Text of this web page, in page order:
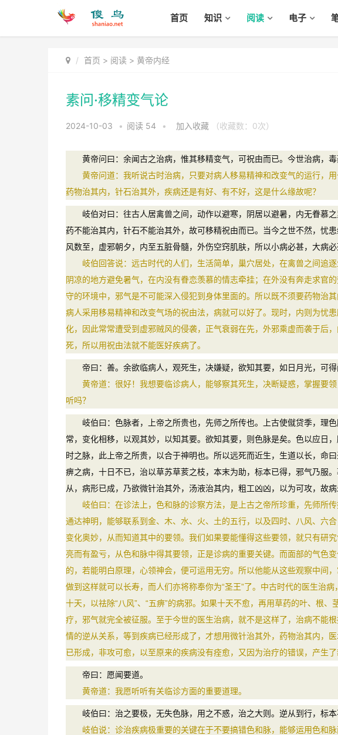
首页 知识 阅读 电子
首页 > 阅读 > 黄帝内经
素问·移精变气论
2024-10-03 • 阅读 54 • 加入收藏 （收藏数： 0次）
黄帝问曰：余闻古之治病，惟其移精变气，可祝由而已。今世治病，毒
黄帝问道：我听说古时治病，只要对病人移易精神和改变气的运行，用
药物治其内，针石治其外，疾病还是有好、有不好，这是什么缘故呢？
岐伯对曰：往古人居禽兽之间，动作以避寒，阴居以避暑，内无眷慕
药不能治其内，针石不能治其外，故可移精祝由而已。当今之世不然，忧
风数至，虚邪朝夕，内至五脏骨髓，外伤空窍肌肤，所以小病必甚，大病必
岐伯回答说：远古时代的人们，生活简单，巢穴居处，在禽兽之间追逐
阴凉的地方避免暑气，在内没有眷恋羡慕的情志牵挂；在外没有奔走求官
守的环境中，邪气是不可能深入侵犯到身体里面的。所以既不须要药物治
病人采用移易精神和改变气场的祝由法，病就可以好了。现时，内则为忧
化，因此常常遭受到虚邪贼风的侵袭，正气衰弱在先，外邪乘虚而袭于后
死，所以用祝由法就不能医好疾病了。
帝曰：善。余欲临病人，观死生，决嫌疑，欲知其要，如日月光，可得
黄帝道：很好！我想要临诊病人，能够察其死生，决断疑惑，掌握要
听吗？
岐伯曰：色脉者，上帝之所贵也，先师之所传也。上古使僦贷季，理
常，变化相移，以观其妙，以知其要。欲知其要，则色脉是矣。色以应日
时之脉，此上帝之所贵，以合于神明也。所以远死而近生，生道以长，命
痹之病，十日不已，治以草苏草荄之枝，本末为助，标本已得，邪气乃服
从，病形已成，乃欲微针治其外，汤液治其内，粗工凶凶，以为可攻，故病
岐伯曰：在诊法上，色和脉的诊察方法，是上古之帝所珍重，先师所传
通达神明，能够联系到金、木、水、火、土的五行，以及四时、八风、六
变化奥妙，从而知道其中的要领。我们如果要能懂得这些要领，就只有研
亮而有盈亏，从色和脉中得其要领，正是诊病的重要关键。而面部的气色
的，若能明白原理，心领神会，便可运用无穷。所以他能从这些观察中间
做到这样就可以长寿，而人们亦将称奉你为“圣王”了。中古时代的医生治
十天，以祛除“八风”、“五痹”的病邪。如果十天不愈，再用草药的叶、根
疗，邪气就完全被征服。至于今世的医生治病，就不是这样了，治病不能
情的逆从关系，等到疾病已经形成了，才想用微针治其外，药物治其内，
已形成，非攻可愈，以至原来的疾病没有痊愈，又因为治疗的错误，产生了
帝曰：愿闻要道。
黄帝道：我愿听听有关临诊方面的重要道理。
岐伯曰：治之要极，无失色脉，用之不惑，治之大则。逆从到行，标本
岐伯说：诊治疾病极重要的关键在于不要搞错色和脉，能够运用色和脉